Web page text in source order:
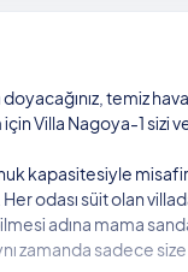
temiz
Villa Nagoya-1 sizi
kapasitesiyle
odası süit olan
adına mama
zamanda sadece